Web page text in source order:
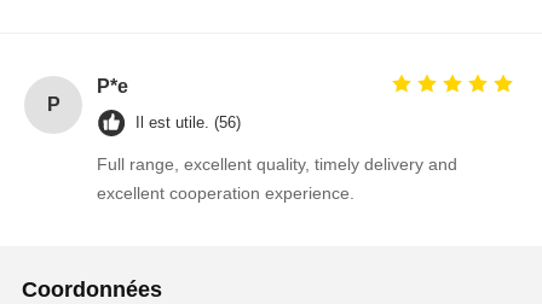
Résistant à film épais
Inducteur à haute fréquence
P
P*e
Il est utile. (56)
Full range, excellent quality, timely delivery and
excellent cooperation experience.
Coordonnées